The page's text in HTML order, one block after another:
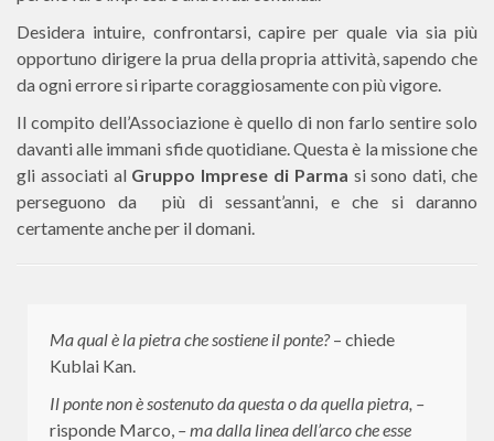
Desidera intuire, confrontarsi, capire per quale via sia più
opportuno dirigere la prua della propria attività, sapendo che
da ogni errore si riparte coraggiosamente con più vigore.
Il compito dell’Associazione è quello di non farlo sentire solo
davanti alle immani sfide quotidiane. Questa è la missione che
gli associati al Gruppo Imprese di Parma si sono dati, che
perseguono da più di sessant’anni, e che si daranno
certamente anche per il domani.
Ma qual è la pietra che sostiene il ponte?– chiede
Kublai Kan.
Il ponte non è sostenuto da questa o da quella pietra, –
risponde Marco, – ma dalla linea dell’arco che esse